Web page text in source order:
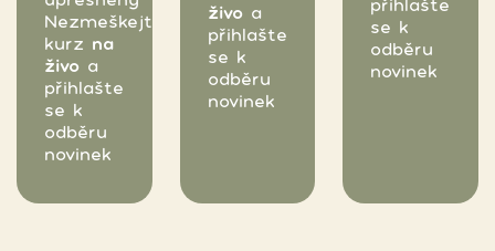
Nezmeškejte
kurz na
živo a
přihlašte
se k
odběru
novinek
živo a
přihlašte
se k
odběru
novinek
se k
odběru
novinek